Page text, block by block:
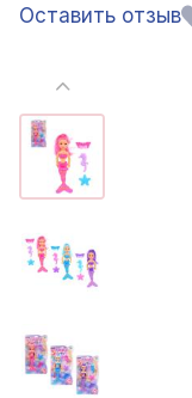
Оставить отзыв